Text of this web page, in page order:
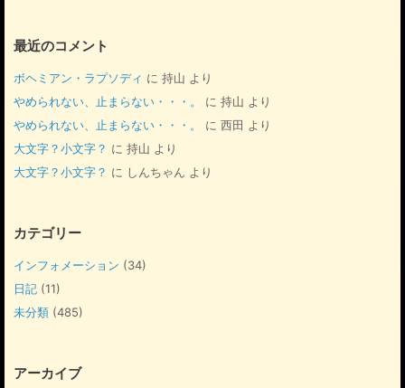
最近のコメント
ボヘミアン・ラプソディ に 持山 より
やめられない、止まらない・・・。
に 持山 より
やめられない、止まらない・・・。
に 西田 より
大文字？小文字？ に 持山 より
大文字？小文字？ に しんちゃん より
カテゴリー
インフォメーション (34)
日記 (11)
未分類 (485)
アーカイブ